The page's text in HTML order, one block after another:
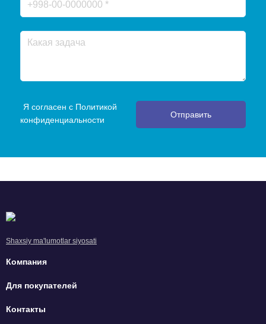
Я согласен с Политикой
конфиденциальности
Отправить
Shaxsiy ma'lumotlar siyosati
Компания
Для покупателей
Контакты